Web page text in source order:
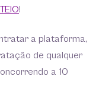
!
a plataforma,
de qualquer
a 10